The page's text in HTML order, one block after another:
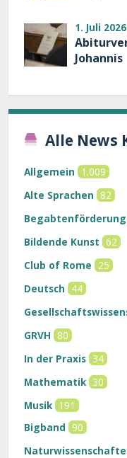
1. Juli 2026
Johannis
Alle News
Allgemein 1.009
Alte Sprachen 82
Begabtenförderung
Bildende Kunst 62
Club of Rome 25
Deutsch 44
GRVH 80
In der Praxis 34
Mathematik 30
Musik 191
Bigband 90